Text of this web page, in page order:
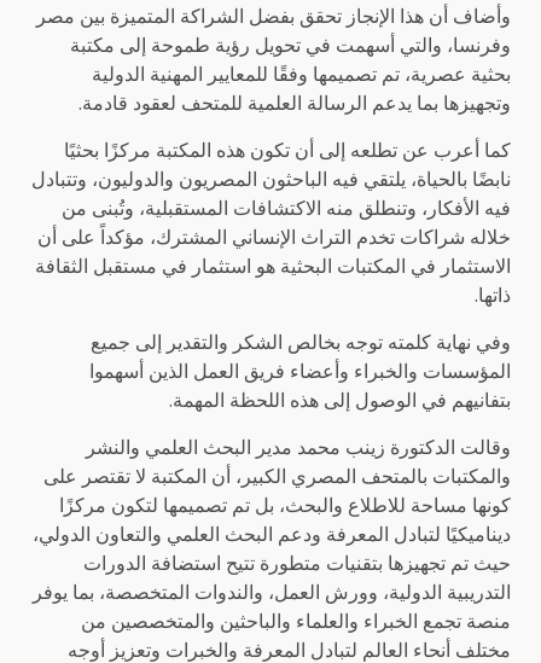
وأضاف أن هذا الإنجاز تحقق بفضل الشراكة المتميزة بين مصر
وفرنسا، والتي أسهمت في تحويل رؤية طموحة إلى مكتبة
بحثية عصرية، تم تصميمها وفقًا للمعايير المهنية الدولية
وتجهيزها بما يدعم الرسالة العلمية للمتحف لعقود قادمة.
كما أعرب عن تطلعه إلى أن تكون هذه المكتبة مركزًا بحثيًا
نابضًا بالحياة، يلتقي فيه الباحثون المصريون والدوليون، وتتبادل
فيه الأفكار، وتنطلق منه الاكتشافات المستقبلية، وتُبنى من
خلاله شراكات تخدم التراث الإنساني المشترك، مؤكداً على أن
الاستثمار في المكتبات البحثية هو استثمار في مستقبل الثقافة
ذاتها.
وفي نهاية كلمته توجه بخالص الشكر والتقدير إلى جميع
المؤسسات والخبراء وأعضاء فريق العمل الذين أسهموا
بتفانيهم في الوصول إلى هذه اللحظة المهمة.
وقالت الدكتورة زينب محمد مدير البحث العلمي والنشر
والمكتبات بالمتحف المصري الكبير، أن المكتبة لا تقتصر على
كونها مساحة للاطلاع والبحث، بل تم تصميمها لتكون مركزًا
ديناميكيًا لتبادل المعرفة ودعم البحث العلمي والتعاون الدولي،
حيث تم تجهيزها بتقنيات متطورة تتيح استضافة الدورات
التدريبية الدولية، وورش العمل، والندوات المتخصصة، بما يوفر
منصة تجمع الخبراء والعلماء والباحثين والمتخصصين من
مختلف أنحاء العالم لتبادل المعرفة والخبرات وتعزيز أوجه